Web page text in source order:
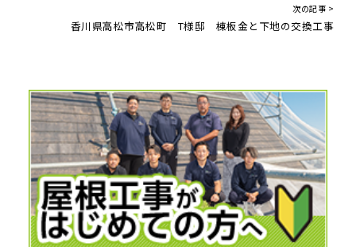
次の記事 >
香川県高松市高松町 T様邸 棟板金と下地の交換工事